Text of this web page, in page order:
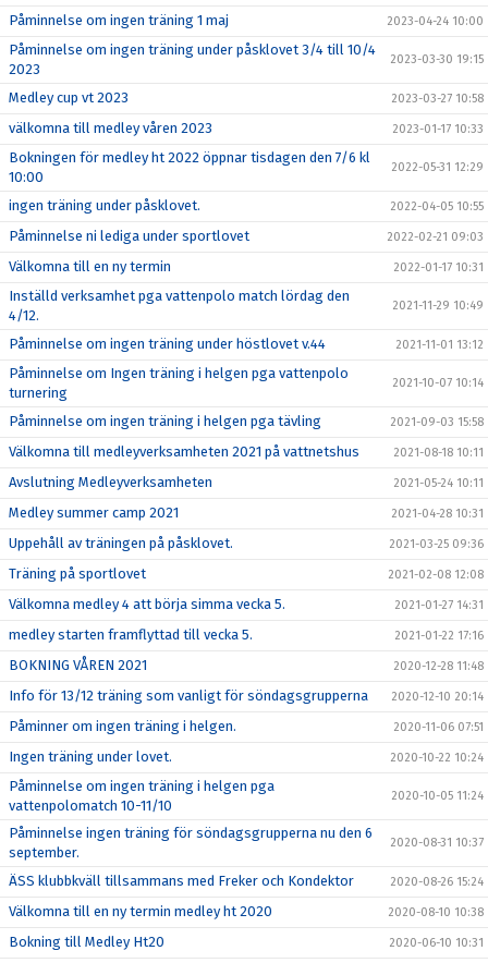
Påminnelse om ingen träning 1 maj 2023-04-24 10:00
Påminnelse om ingen träning under påsklovet 3/4 till 10/4
2023
2023-03-30 19:15
Medley cup vt 2023 2023-03-27 10:58
välkomna till medley våren 2023 2023-01-17 10:33
Bokningen för medley ht 2022 öppnar tisdagen den 7/6 kl
10:00
2022-05-31 12:29
ingen träning under påsklovet. 2022-04-05 10:55
Påminnelse ni lediga under sportlovet 2022-02-21 09:03
Välkomna till en ny termin 2022-01-17 10:31
Inställd verksamhet pga vattenpolo match lördag den
4/12.
2021-11-29 10:49
Påminnelse om ingen träning under höstlovet v.44 2021-11-01 13:12
Påminnelse om Ingen träning i helgen pga vattenpolo
turnering
2021-10-07 10:14
Påminnelse om ingen träning i helgen pga tävling 2021-09-03 15:58
Välkomna till medleyverksamheten 2021 på vattnetshus 2021-08-18 10:11
Avslutning Medleyverksamheten 2021-05-24 10:11
Medley summer camp 2021 2021-04-28 10:31
Uppehåll av träningen på påsklovet. 2021-03-25 09:36
Träning på sportlovet 2021-02-08 12:08
Välkomna medley 4 att börja simma vecka 5. 2021-01-27 14:31
medley starten framflyttad till vecka 5. 2021-01-22 17:16
BOKNING VÅREN 2021 2020-12-28 11:48
Info för 13/12 träning som vanligt för söndagsgrupperna 2020-12-10 20:14
Påminner om ingen träning i helgen. 2020-11-06 07:51
Ingen träning under lovet. 2020-10-22 10:24
Påminnelse om ingen träning i helgen pga
vattenpolomatch 10-11/10
2020-10-05 11:24
Påminnelse ingen träning för söndagsgrupperna nu den 6
september.
2020-08-31 10:37
ÄSS klubbkväll tillsammans med Freker och Kondektor 2020-08-26 15:24
Välkomna till en ny termin medley ht 2020 2020-08-10 10:38
Bokning till Medley Ht20 2020-06-10 10:31